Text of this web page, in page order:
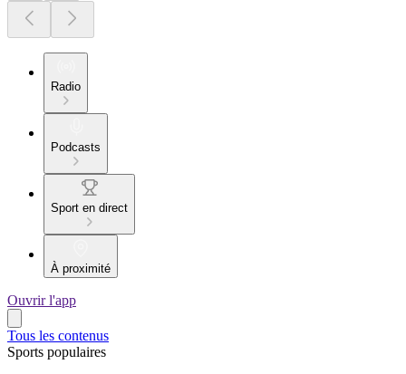
Radio
Podcasts
Sport en direct
À proximité
Ouvrir l'app
Tous les contenus
Sports populaires